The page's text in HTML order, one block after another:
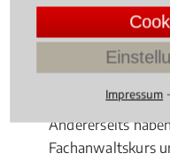
haben die
Multimodaler
Theorie und
den vergangenen
an Fällen im
Andererseits
Fachanwaltskurs
Impressum ⁃